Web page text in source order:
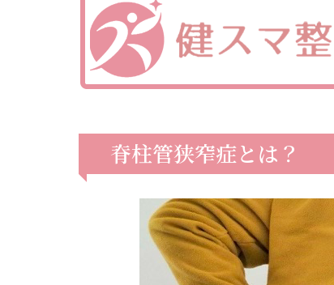
脊柱管狭窄症とは？